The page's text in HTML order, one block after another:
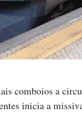
comboios a
inicia a